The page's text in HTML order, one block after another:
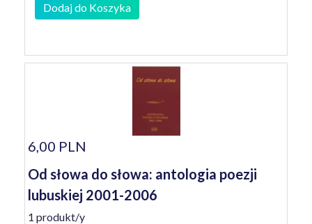
Dodaj do Koszyka
6,00 PLN
Od słowa do słowa: antologia poezji
lubuskiej 2001-2006
1 produkt/y